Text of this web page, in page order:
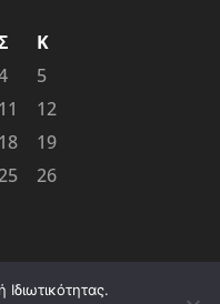
Κ
5
11
12
18
19
26